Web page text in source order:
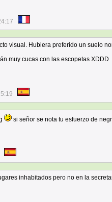
visual. Hubiera preferido un suelo
muy cucas con las escopetas XDDD
si señor se nota tu esfuerzo de
inhabitados pero no en la